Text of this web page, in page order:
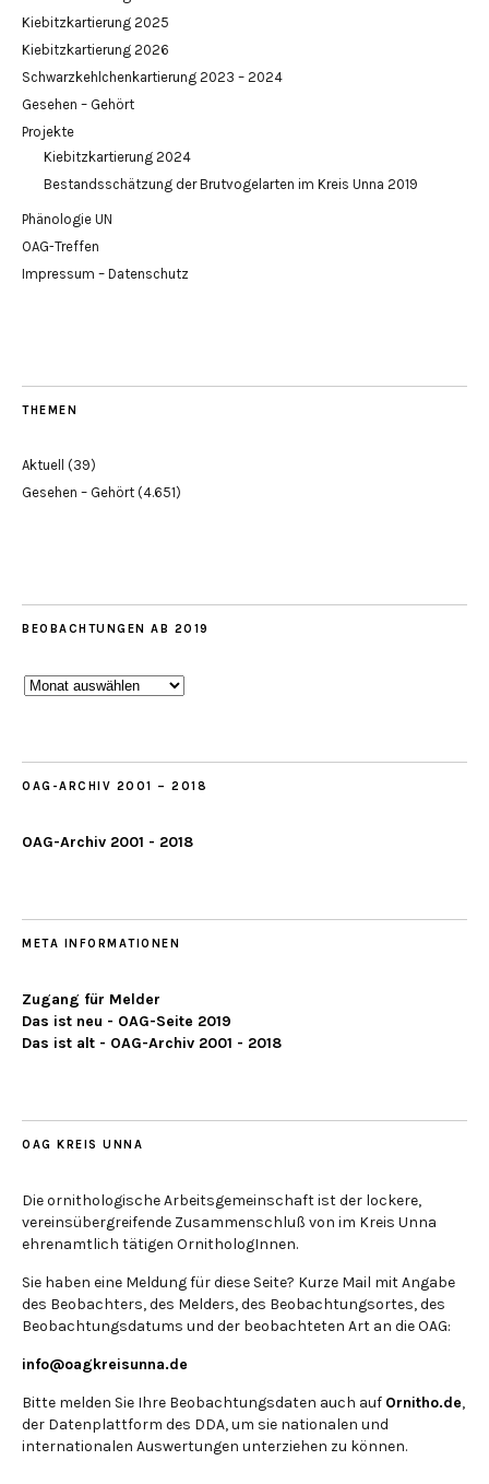
Kiebitzkartierung 2025
Kiebitzkartierung 2026
Schwarzkehlchenkartierung 2023 – 2024
Gesehen – Gehört
Projekte
Kiebitzkartierung 2024
Bestandsschätzung der Brutvogelarten im Kreis Unna 2019
Phänologie UN
OAG-Treffen
Impressum – Datenschutz
THEMEN
Aktuell (39)
Gesehen – Gehört (4.651)
BEOBACHTUNGEN AB 2019
Beobachtungen
OAG-ARCHIV 2001 – 2018
OAG-Archiv 2001 - 2018
META INFORMATIONEN
Zugang für Melder
Das ist neu - OAG-Seite 2019
Das ist alt - OAG-Archiv 2001 - 2018
OAG KREIS UNNA
Die ornithologische Arbeitsgemeinschaft ist der lockere,
vereinsübergreifende Zusammenschluß von im Kreis Unna
ehrenamtlich tätigen OrnithologInnen.
Sie haben eine Meldung für diese Seite? Kurze Mail mit Angabe
des Beobachters, des Melders, des Beobachtungsortes, des
Beobachtungsdatums und der beobachteten Art an die OAG:
info@oagkreisunna.de
Bitte melden Sie Ihre Beobachtungsdaten auch auf Ornitho.de,
der Datenplattform des DDA, um sie nationalen und
internationalen Auswertungen unterziehen zu können.